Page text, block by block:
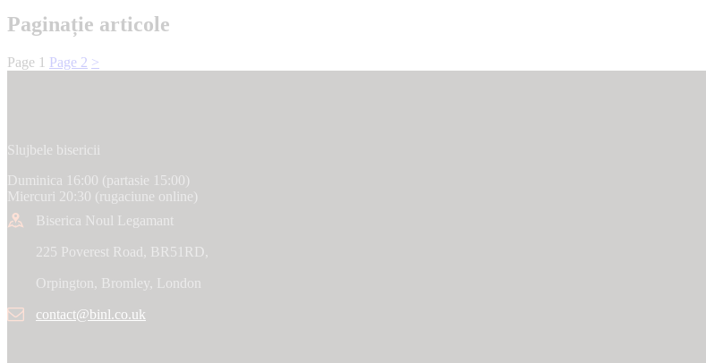
Paginație articole
Page 1 Page 2 >
Slujbele bisericii
Duminica 16:00 (partasie 15:00)
Miercuri 20:30 (rugaciune online)
Biserica Noul Legamant
225 Poverest Road, BR51RD,
Orpington, Bromley, London
contact@binl.co.uk